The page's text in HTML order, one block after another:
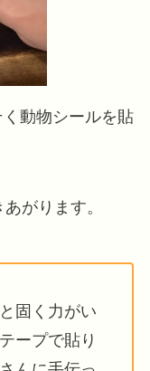
動物シールを貼
がります。
固く力がい
ープで貼り